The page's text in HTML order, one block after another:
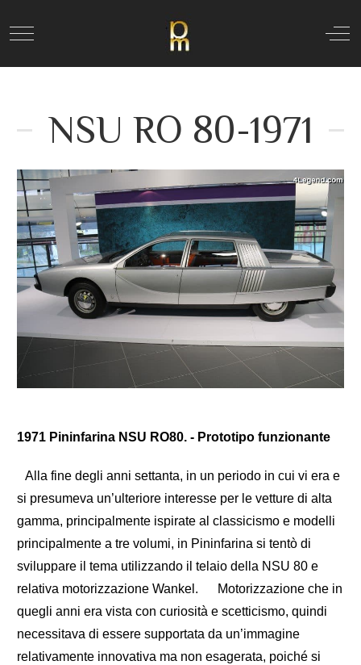
Mobile Menu Toggle Off-
NSU RO 80-1971
1971 Pininfarina NSU RO80. - Prototipo funzionante
Alla fine degli anni settanta, in un periodo in cui vi era e
si presumeva un’ulteriore interesse per le vetture di alta
gamma, principalmente ispirate al classicismo e modelli
principalmente a tre volumi, in Pininfarina si tentò di
sviluppare il tema utilizzando il telaio della NSU 80 e
relativa motorizzazione Wankel. Motorizzazione che in
quegli anni era vista con curiosità e scetticismo, quindi
necessitava di essere supportata da un’immagine
relativamente innovativa ma non esagerata, poiché si